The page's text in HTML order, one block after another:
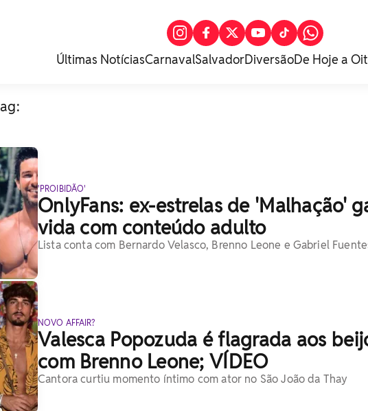
Últimas NotíciasCarnavalSalvadorDiversãoDe Hoje a
'PROIBIDÃO'
OnlyFans: ex-estrelas de 'Malhação'
vida com conteúdo adulto
Lista conta com Bernardo Velasco, Brenno Leone e Gabriel
NOVO AFFAIR?
Valesca Popozuda é flagrada aos
com Brenno Leone; VÍDEO
Cantora curtiu momento íntimo com ator no São João da Thay